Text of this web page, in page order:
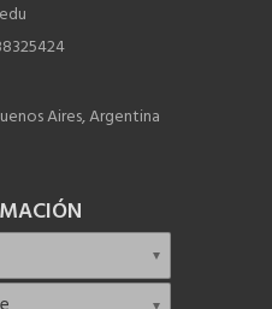
Aires, Argentina